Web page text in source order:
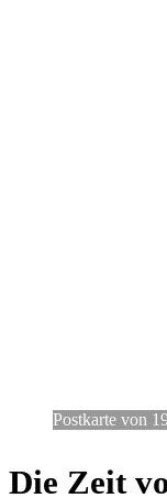
Post­karte von
Die Zeit